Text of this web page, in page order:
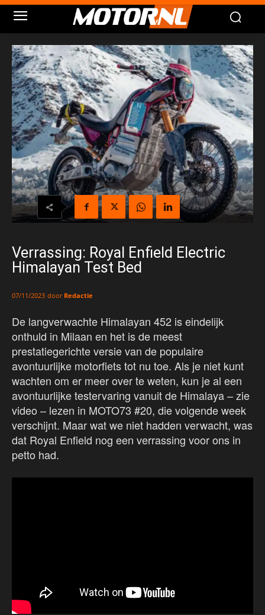
Verrassing: Royal Enfield Electric
Himalayan Test Bed
07/11/2023 door Redactie
De langverwachte Himalayan 452 is eindelijk
onthuld in Milaan en het is de meest
prestatiegerichte versie van de populaire
avontuurlijke motorfiets tot nu toe. Als je niet kunt
wachten om er meer over te weten, kun je al een
avontuurlijke testervaring vanuit de Himalaya – zie
video – lezen in MOTO73 #20, die volgende week
verschijnt. Maar wat we niet hadden verwacht, was
dat Royal Enfield nog een verrassing voor ons in
petto had.